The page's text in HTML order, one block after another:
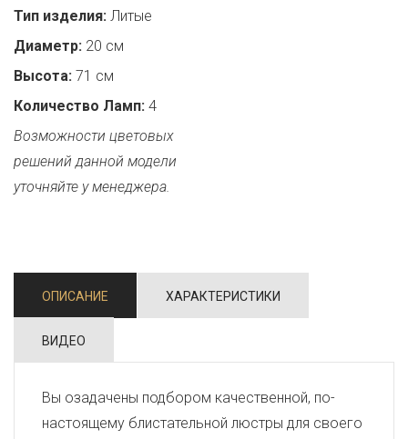
Тип изделия: Литые
Диаметр: 20 см
Высота: 71 см
Количество Ламп: 4
Возможности цветовых
решений данной модели
уточняйте у менеджера.
ОПИСАНИЕ ХАРАКТЕРИСТИКИ
ВИДЕО
Вы озадачены подбором качественной, по-
настоящему блистательной люстры для своего